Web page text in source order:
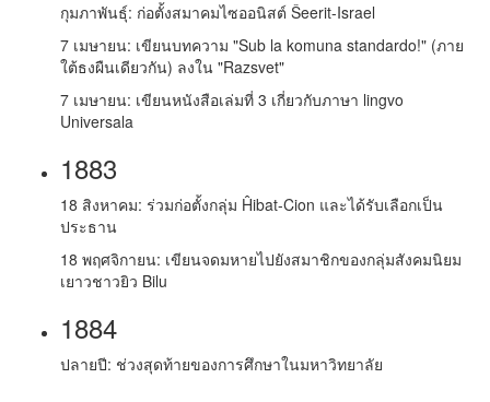
กุมภาพันธุ์: ก่อตั้งสมาคมไซออนิสต์ Ŝeerit-Israel
7 เมษายน: เขียนบทความ "Sub la komuna standardo!" (ภาย
ใต้ธงผืนเดียวกัน) ลงใน "Razsvet"
7 เมษายน: เขียนหนังสือเล่มที่ 3 เกี่ยวกับภาษา lingvo
Universala
1883
18 สิงหาคม: ร่วมก่อตั้งกลุ่ม Ĥibat-Cion และได้รับเลือกเป็น
ประธาน
18 พฤศจิกายน: เขียนจดมหายไปยังสมาชิกของกลุ่มสังคมนิยม
เยาวชาวยิว Bilu
1884
ปลายปี: ช่วงสุดท้ายของการศึกษาในมหาวิทยาลัย